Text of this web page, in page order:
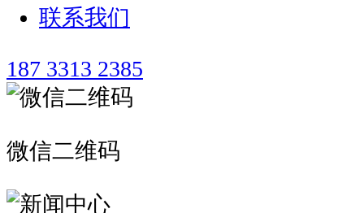
联系我们
187 3313 2385
微信二维码